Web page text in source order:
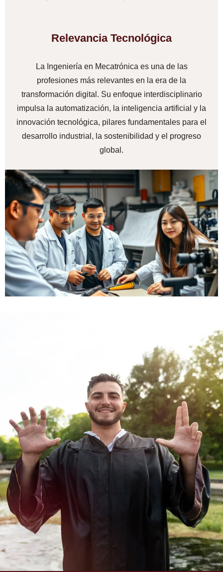
Relevancia Tecnológica
La Ingeniería en Mecatrónica es una de las
profesiones más relevantes en la era de la
transformación digital. Su enfoque interdisciplinario
impulsa la automatización, la inteligencia artificial y la
innovación tecnológica, pilares fundamentales para el
desarrollo industrial, la sostenibilidad y el progreso
global.